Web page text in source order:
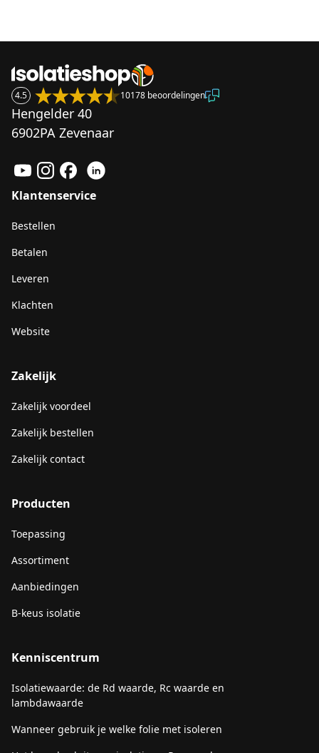
4.5 10178 beoordelingen
Hengelder 40
6902PA Zevenaar
Klantenservice
Bestellen
Betalen
Leveren
Klachten
Website
Zakelijk
Zakelijk voordeel
Zakelijk bestellen
Zakelijk contact
Producten
Toepassing
Assortiment
Aanbiedingen
B-keus isolatie
Kenniscentrum
Isolatiewaarde: de Rd waarde, Rc waarde en
lambdawaarde
Wanneer gebruik je welke folie met isoleren